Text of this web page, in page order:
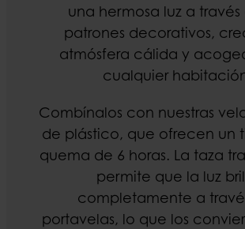
una hermosa luz a través
patrones decorativos,
atmósfera cálida y
cualquier
Combínalos con nuestras
de plástico, que ofrecen un
quema de 6 horas. La taza
permite que la luz
completamente a
portavelas, lo que los